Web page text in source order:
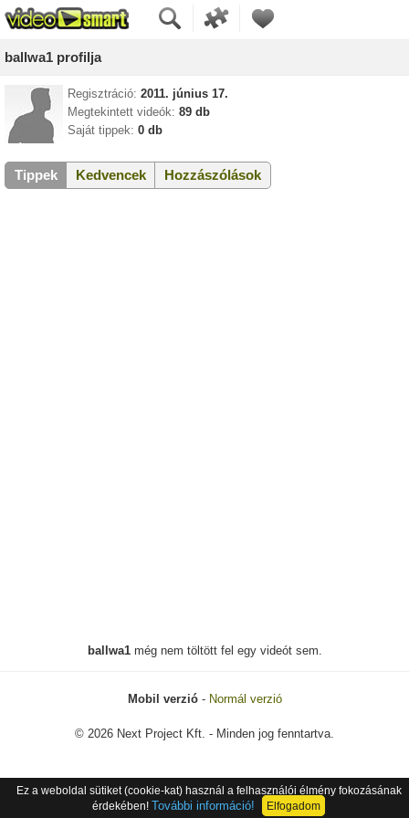
ballwa1 profilja
Regisztráció: 2011. június 17.
Megtekintett videók: 89 db
Saját tippek: 0 db
Tippek Kedvencek Hozzászólások
ballwa1még nem töltött fel egy videót sem.
Mobil verzió- Normál verzió
© 2026 Next Project Kft. - Minden jog fenntartva.
Ez a weboldal sütiket (cookie-kat) használ a felhasználói élmény fokozásának
érdekében! További információ! Elfogadom